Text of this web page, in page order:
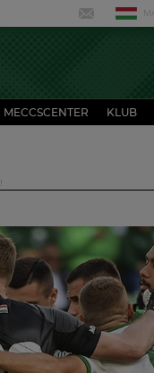
MECCSCENTER KLUB